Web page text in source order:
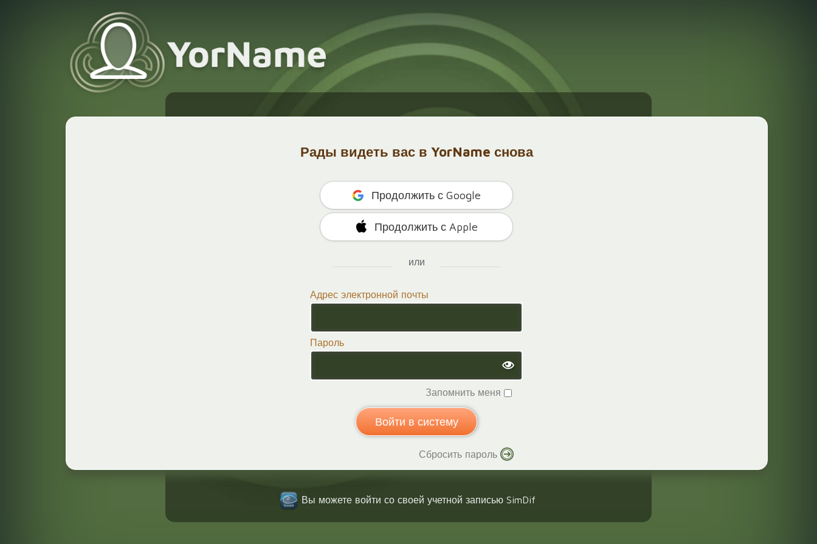
Рады видеть вас в YorName снова
Продолжить с Google
Продолжить с Apple
или
Адрес электронной почты
Пароль
Запомнить меня
Сбросить пароль
Вы можете войти со своей учетной записью SimDif